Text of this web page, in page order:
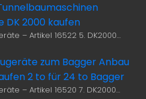
DK 2000 kaufen
– Artikel 16522 5. DK2000…
zum Bagger Anbau
2 to für 24 to Bagger
– Artikel 16520 7. DK2000…